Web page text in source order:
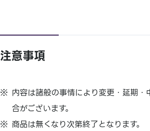
注意事項
内容は諸般の事情により変更・延期・
合がございます。
商品は無くなり次第終了となります。